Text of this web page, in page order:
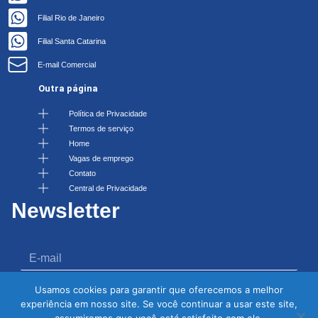
Filial Rio de Janeiro
Filial Santa Catarina
E-mail Comercial
Outra página
Política de Privacidade
Termos de serviço
Home
Vagas de emprego
Contato
Central de Privacidade
Newsletter
Enviar
Usamos cookies para garantir que oferecemos a melhor
experiência em nosso site. Se você continuar a usar este site,